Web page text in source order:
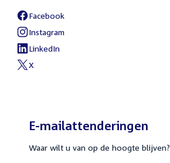
External
link:
Facebook
External
link:
Instagram
External
link:
LinkedIn
External
X
E-mailattenderingen
Waar wilt u van op de hoogte blijven?